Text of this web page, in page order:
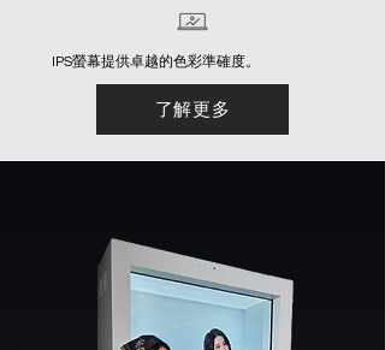
IPS螢幕提供卓越的色彩準確度。
了解更多